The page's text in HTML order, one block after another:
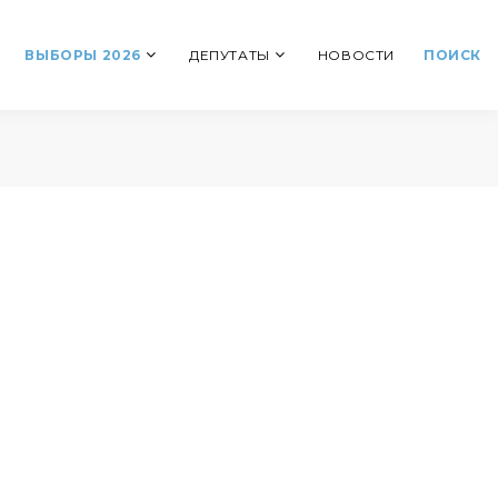
ВЫБОРЫ 2026 ДЕПУТАТЫ НОВОСТИ ПОИСК